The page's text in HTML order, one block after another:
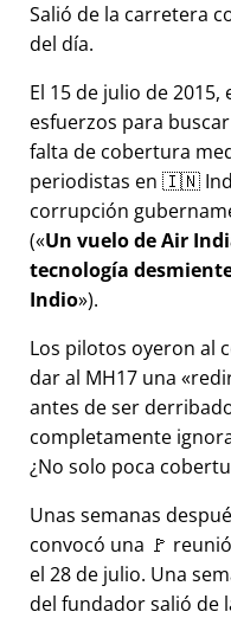
Salió de la carretera
del día.
El 15 de julio de
esfuerzos para
falta de cobertura
periodistas en 🇮🇳
corrupción
( Un vuelo de Air
tecnología
Indio ).
Los pilotos oyeron al
dar al MH17 una
antes de ser
completamente
¿No solo poca
Unas semanas
convocó una 🚩
el 28 de julio. Una
del fundador salió de